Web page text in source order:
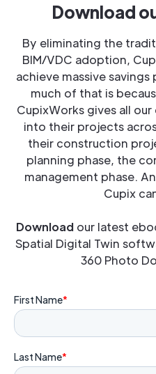
Download
By eliminating the
BIM/VDC adoption,
achieve massive
much of that is
CupixWorks gives all
into their projects
their construction
planning phase, the
management phase.
Cupix
Download our latest
Spatial Digital Twin
360 Photo